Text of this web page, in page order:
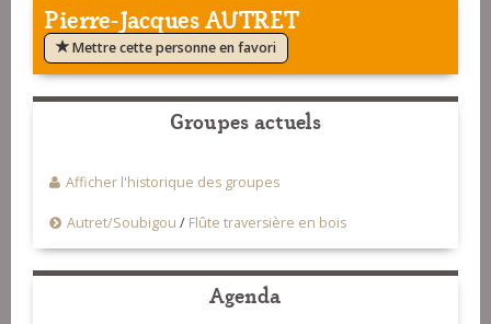
Pierre-Jacques AUTRET
Mettre cette personne en favori
Groupes actuels
Afficher l'historique des groupes
Autret/Soubigou / Flûte traversière en bois
Agenda